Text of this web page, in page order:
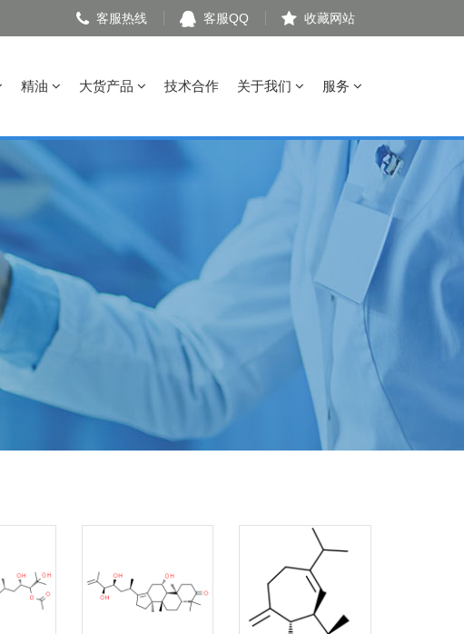
客服热线 客服QQ 收藏网站
精油 大货产品 技术合作 关于我们 服务